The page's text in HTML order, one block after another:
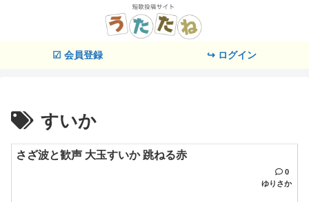
☑ 会員登録 ↪ ログイン
すいか
さざ波と歓声 大玉すいか 跳ねる赤
0
ゆりさか